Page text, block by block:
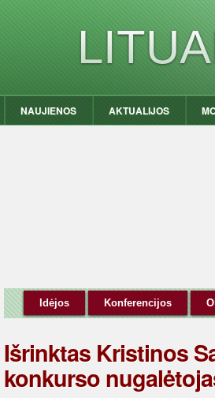
NAUJIENOS AKTUALIJOS
Idėjos Konferencijos
Išrinktas Kristinos
konkurso